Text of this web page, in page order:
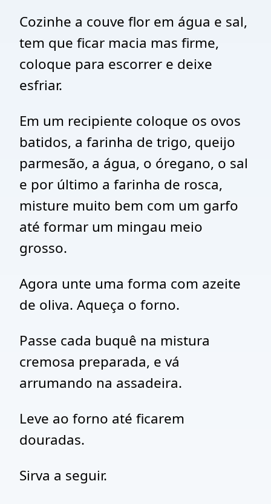
Cozinhe a couve flor em água e sal,
tem que ficar macia mas firme,
coloque para escorrer e deixe
esfriar.
Em um recipiente coloque os ovos
batidos, a farinha de trigo, queijo
parmesão, a água, o óregano, o sal
e por último a farinha de rosca,
misture muito bem com um garfo
até formar um mingau meio
grosso.
Agora unte uma forma com azeite
de oliva. Aqueça o forno.
Passe cada buquê na mistura
cremosa preparada, e vá
arrumando na assadeira.
Leve ao forno até ficarem
douradas.
Sirva a seguir.